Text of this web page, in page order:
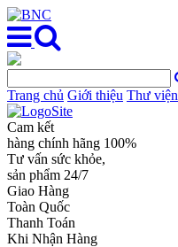
Trang chủ Giới thiệu Thư viện
Cam kết
hàng chính hãng 100%
Tư vấn sức khỏe,
sản phẩm 24/7
Giao Hàng
Toàn Quốc
Thanh Toán
Khi Nhận Hàng